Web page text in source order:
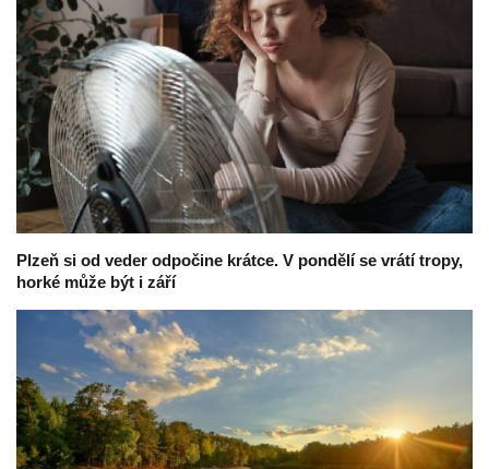
Plzeň si od veder odpočine krátce. V pondělí se vrátí tropy,
horké může být i září